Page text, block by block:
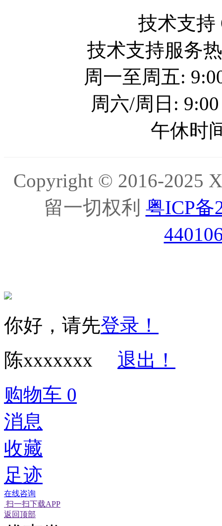
技术支持
技术支持服务
周一至周五:
周六/周日:
午休时
Copyright © 2016-2025
留一切权利 粤ICP备
你好，请先登录！
陈xxxxxxx
退出！
购物车 0
消息
收藏
足迹
在线咨询
扫一扫下载APP
返回顶部